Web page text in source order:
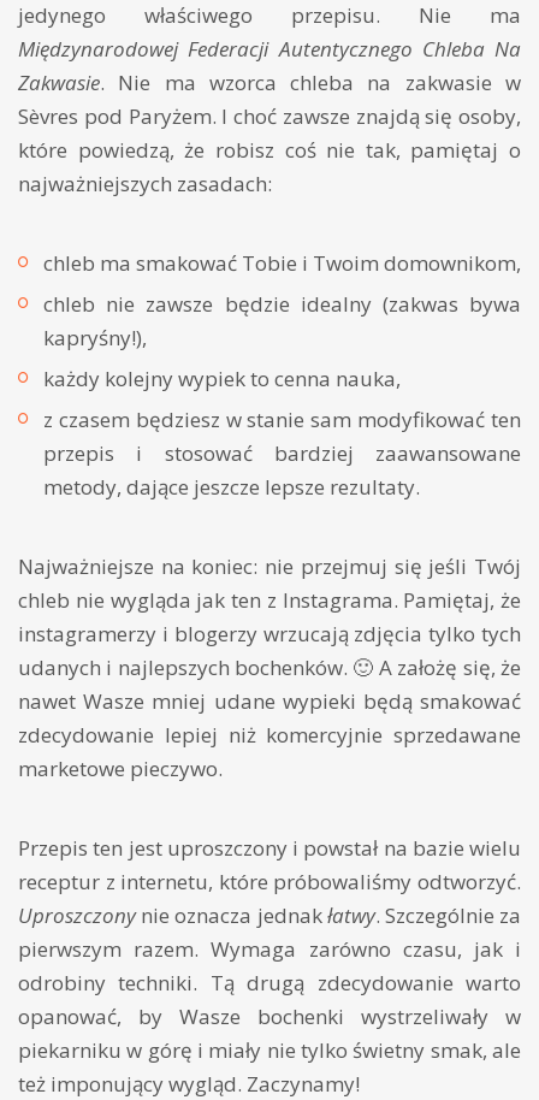
jedynego właściwego przepisu. Nie ma
Międzynarodowej Federacji Autentycznego Chleba Na
Zakwasie. Nie ma wzorca chleba na zakwasie w
Sèvres pod Paryżem. I choć zawsze znajdą się osoby,
które powiedzą, że robisz coś nie tak, pamiętaj o
najważniejszych zasadach:
chleb ma smakować Tobie i Twoim domownikom,
chleb nie zawsze będzie idealny (zakwas bywa
kapryśny!),
każdy kolejny wypiek to cenna nauka,
z czasem będziesz w stanie sam modyfikować ten
przepis i stosować bardziej zaawansowane
metody, dające jeszcze lepsze rezultaty.
Najważniejsze na koniec: nie przejmuj się jeśli Twój
chleb nie wygląda jak ten z Instagrama. Pamiętaj, że
instagramerzy i blogerzy wrzucają zdjęcia tylko tych
udanych i najlepszych bochenków. 🙂 A założę się, że
nawet Wasze mniej udane wypieki będą smakować
zdecydowanie lepiej niż komercyjnie sprzedawane
marketowe pieczywo.
Przepis ten jest uproszczony i powstał na bazie wielu
receptur z internetu, które próbowaliśmy odtworzyć.
Uproszczonynie oznacza jednakłatwy. Szczególnie za
pierwszym razem. Wymaga zarówno czasu, jak i
odrobiny techniki. Tą drugą zdecydowanie warto
opanować, by Wasze bochenki wystrzeliwały w
piekarniku w górę i miały nie tylko świetny smak, ale
też imponujący wygląd. Zaczynamy!